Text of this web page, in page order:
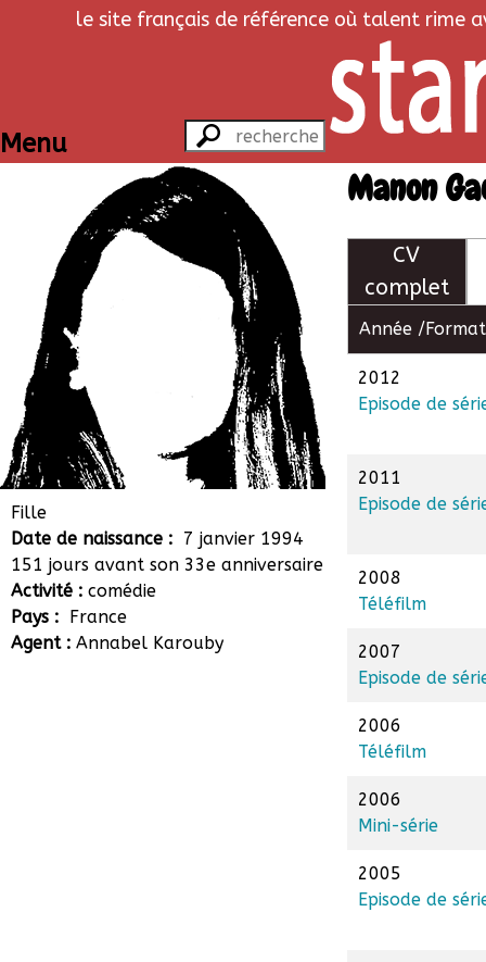
le site français de référence où talent rime
Menu
Manon Gaurin
Fille
Date de naissance : 7 janvier 1994
151 jours avant son 33e anniversaire
Activité : comédie
Pays : France
Agent : Annabel Karouby
Manon
CV
complet
Année / Format
2012
Episode de
2011
Episode de
2008
Téléfilm
2007
Episode de
2006
Téléfilm
2006
Mini-série
2005
Episode de